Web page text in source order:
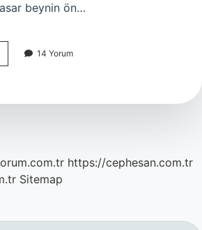
beynin ön…
14 Yorum
https://cephesan.com.tr
Sitemap